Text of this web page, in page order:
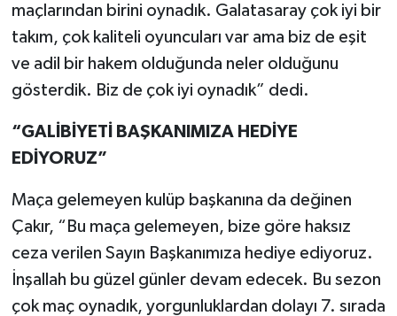
maçlarından birini oynadık. Galatasaray çok iyi bir
takım, çok kaliteli oyuncuları var ama biz de eşit
ve adil bir hakem olduğunda neler olduğunu
gösterdik. Biz de çok iyi oynadık” dedi.
“GALİBİYETİ BAŞKANIMIZA HEDİYE
EDİYORUZ”
Maça gelemeyen kulüp başkanına da değinen
Çakır, “Bu maça gelemeyen, bize göre haksız
ceza verilen Sayın Başkanımıza hediye ediyoruz.
İnşallah bu güzel günler devam edecek. Bu sezon
çok maç oynadık, yorgunluklardan dolayı 7. sırada